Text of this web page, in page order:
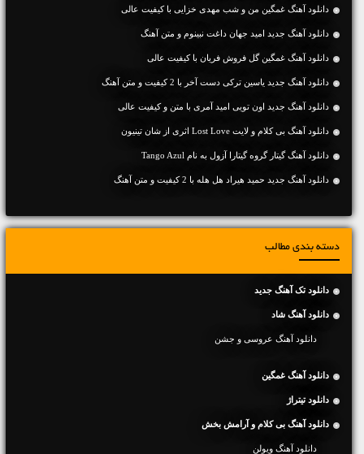
دانلود آهنگ غمگین من و شب مهدی خزایی با کیفیت عالی
دانلود آهنگ جديد امید جهان داغت نبینوم و متن آهنگ
دانلود آهنگ غمگین گل فروش فریان با کیفیت عالی
دانلود آهنگ جديد یاسین ترکی دست آخر با 2 کیفیت و متن آهنگ
دانلود آهنگ جديد اون تویی امید آمری با متن و کیفیت عالی
دانلود آهنگ بی کلام و لایت Lost Love اثری از شان تینیون
دانلود آهنگ گیتار گروه گیتارا آزول به نام Tango Azul
دانلود آهنگ جديد حمید هیراد هل هله با 2 کیفیت و متن آهنگ
دسته بندی مطالب
دانلود تک آهنگ جدید
دانلود آهنگ شاد
دانلود آهنگ عروسی و جشن
دانلود آهنگ غمگین
دانلود تیتراژ
دانلود آهنگ بی کلام و آرامش بخش
دانلود آهنگ ویولن